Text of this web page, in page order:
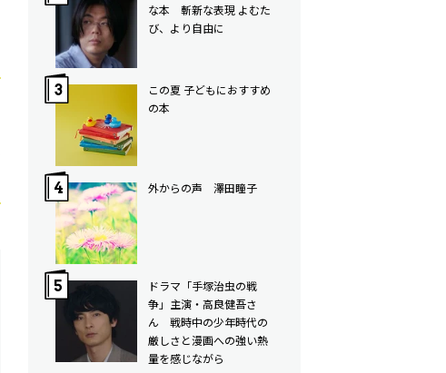
な本 斬新な表現 よむた
び、より自由に
この夏 子どもにおすすめ
の本
外からの声 澤田瞳子
ドラマ「手塚治虫の戦
争」主演・高良健吾さ
ん 戦時中の少年時代の
厳しさと漫画への強い熱
量を感じながら